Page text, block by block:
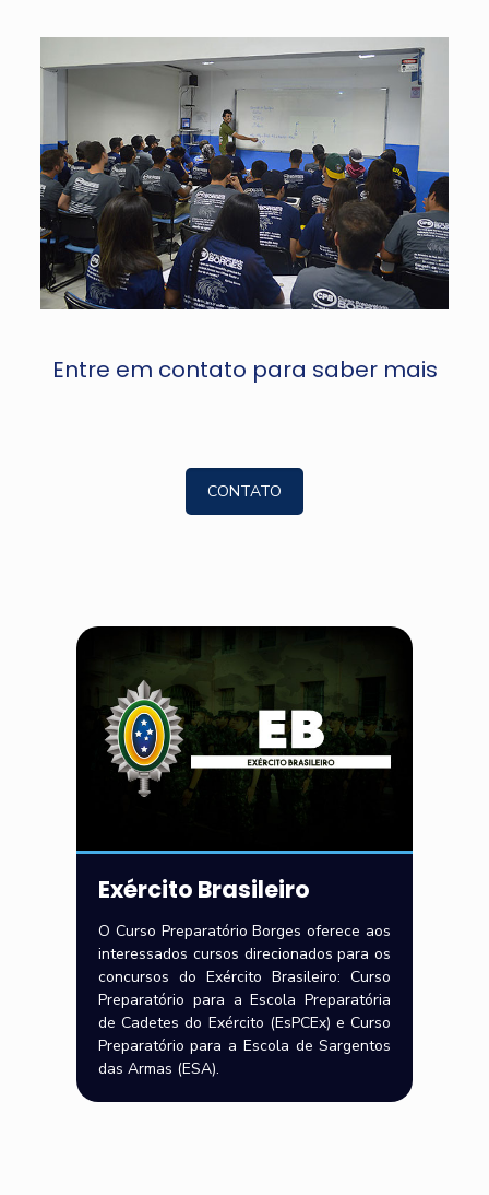
Entre em contato para saber mais
CONTATO
Exército Brasileiro
O Curso Preparatório Borges oferece aos
interessados cursos direcionados para os
concursos do Exército Brasileiro: Curso
Preparatório para a Escola Preparatória
de Cadetes do Exército (EsPCEx) e Curso
Preparatório para a Escola de Sargentos
das Armas (ESA).